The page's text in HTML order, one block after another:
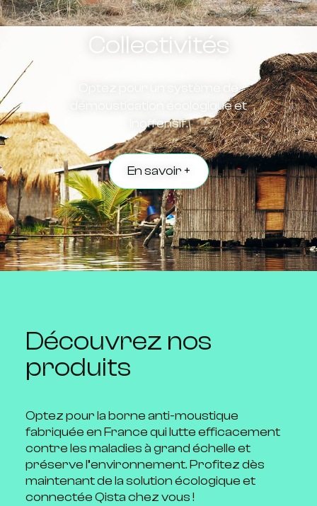
Collectivités
Optez pour un système de
démoustication écologique et
inoffensif.
En savoir +
Avec plusieurs machines, créez une
véritable barrière contre les
votre ville.
En savoir +
Découvrez nos
produits
Optez pour la borne anti-moustique
fabriquée en France qui lutte efficacement
contre les maladies à grand échelle et
préserve l’environnement. Profitez dès
maintenant de la solution écologique et
connectée Qista chez vous !